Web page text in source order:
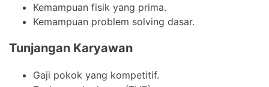
Kemampuan fisik yang prima.
Kemampuan problem solving dasar.
Tunjangan Karyawan
Gaji pokok yang kompetitif.